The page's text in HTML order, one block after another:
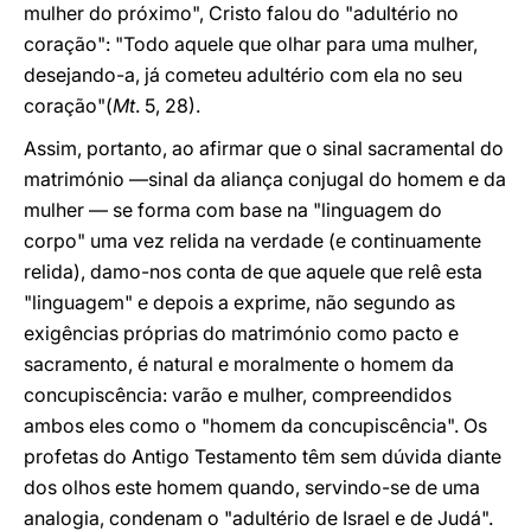
mulher do próximo", Cristo falou do "adultério no
coração": "Todo aquele que olhar para uma mulher,
desejando-a, já cometeu adultério com ela no seu
coração"(Mt. 5, 28).
Assim, portanto, ao afirmar que o sinal sacramental do
matrimónio —sinal da aliança conjugal do homem e da
mulher — se forma com base na "linguagem do
corpo" uma vez relida na verdade (e continuamente
relida), damo-nos conta de que aquele que relê esta
"linguagem" e depois a exprime, não segundo as
exigências próprias do matrimónio como pacto e
sacramento, é natural e moralmente o homem da
concupiscência: varão e mulher, compreendidos
ambos eles como o "homem da concupiscência". Os
profetas do Antigo Testamento têm sem dúvida diante
dos olhos este homem quando, servindo-se de uma
analogia, condenam o "adultério de Israel e de Judá".